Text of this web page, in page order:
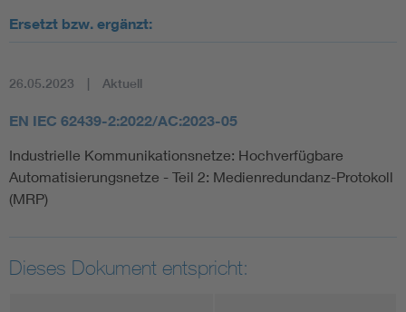
Ersetzt bzw. ergänzt:
26.05.2023 Aktuell
EN IEC 62439-2:2022/AC:2023-05
Industrielle Kommunikationsnetze: Hochverfügbare
Automatisierungsnetze - Teil 2: Medienredundanz-Protokoll
(MRP)
Dieses Dokument entspricht: